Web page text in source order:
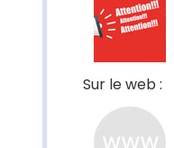
Sur le web :